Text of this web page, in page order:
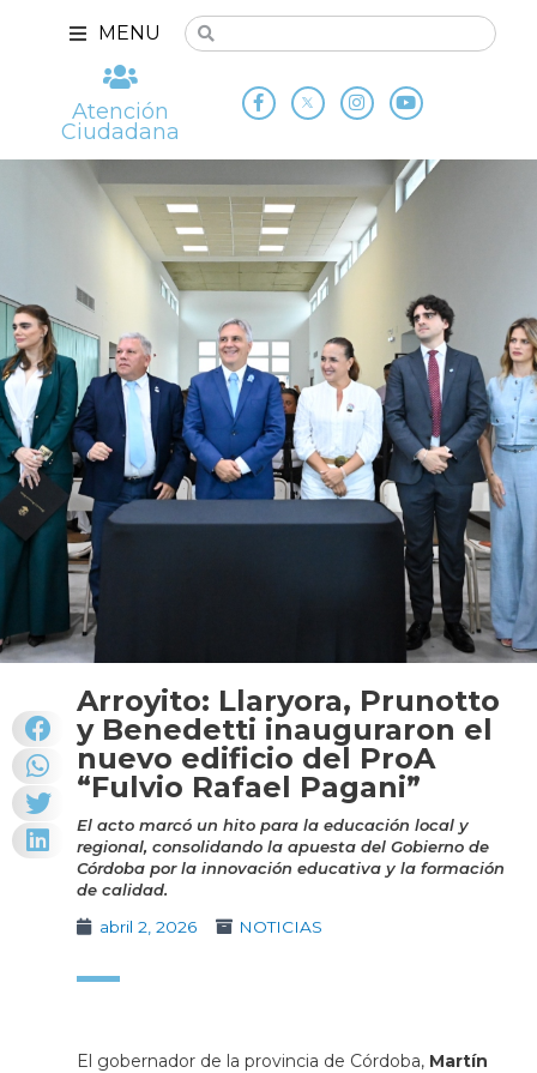
MENU
Atención
Ciudadana
Arroyito: Llaryora, Prunotto
y Benedetti inauguraron el
nuevo edificio del ProA
“Fulvio Rafael Pagani”
El acto marcó un hito para la educación local y
regional, consolidando la apuesta del Gobierno de
Córdoba por la innovación educativa y la formación
de calidad.
abril 2, 2026
NOTICIAS
El gobernador de la provincia de Córdoba, Martín